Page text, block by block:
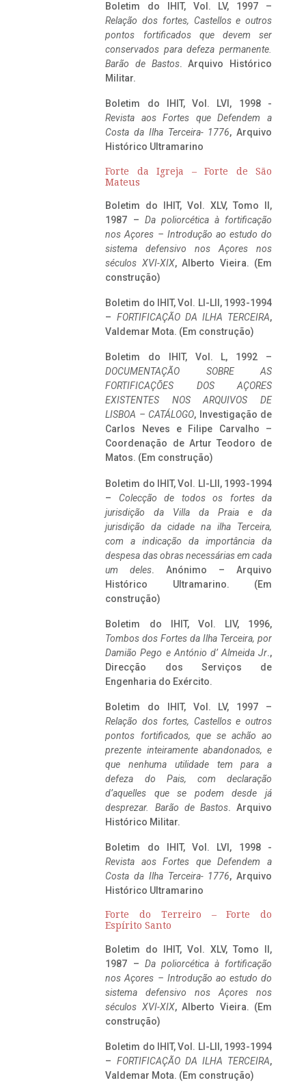
Boletim do IHIT, Vol. LV, 1997 –
Relação dos fortes, Castellos e outros
pontos fortificados que devem ser
conservados para defeza permanente.
Barão de Bastos. Arquivo Histórico
Militar.
Boletim do IHIT, Vol. LVI, 1998 -
Revista aos Fortes que Defendem a
Costa da Ilha Terceira- 1776, Arquivo
Histórico Ultramarino
Forte da Igreja – Forte de São
Mateus
Boletim do IHIT, Vol. XLV, Tomo II,
1987 – Da poliorcética à fortificação
nos Açores – Introdução ao estudo do
sistema defensivo nos Açores nos
séculos XVI-XIX, Alberto Vieira. (Em
construção)
Boletim do IHIT, Vol. LI-LII, 1993-1994
– FORTIFICAÇÃO DA ILHA TERCEIRA,
Valdemar Mota. (Em construção)
Boletim do IHIT, Vol. L, 1992 –
DOCUMENTAÇÃO SOBRE AS
FORTIFICAÇÕES DOS AÇORES
EXISTENTES NOS ARQUIVOS DE
LISBOA – CATÁLOGO, Investigação de
Carlos Neves e Filipe Carvalho –
Coordenação de Artur Teodoro de
Matos. (Em construção)
Boletim do IHIT, Vol. LI-LII, 1993-1994
– Colecção de todos os fortes da
jurisdição da Villa da Praia e da
jurisdição da cidade na ilha Terceira,
com a indicação da importância da
despesa das obras necessárias em cada
um deles. Anónimo – Arquivo
Histórico Ultramarino. (Em
construção)
Boletim do IHIT, Vol. LIV, 1996,
Tombos dos Fortes da Ilha Terceira, por
Damião Pego e António d’ Almeida Jr.,
Direcção dos Serviços de
Engenharia do Exército.
Boletim do IHIT, Vol. LV, 1997 –
Relação dos fortes, Castellos e outros
pontos fortificados, que se achão ao
prezente inteiramente abandonados, e
que nenhuma utilidade tem para a
defeza do Pais, com declaração
d’aquelles que se podem desde já
desprezar. Barão de Bastos. Arquivo
Histórico Militar.
Boletim do IHIT, Vol. LVI, 1998 -
Revista aos Fortes que Defendem a
Costa da Ilha Terceira- 1776, Arquivo
Histórico Ultramarino
Forte do Terreiro – Forte do
Espírito Santo
Boletim do IHIT, Vol. XLV, Tomo II,
1987 – Da poliorcética à fortificação
nos Açores – Introdução ao estudo do
sistema defensivo nos Açores nos
séculos XVI-XIX, Alberto Vieira. (Em
construção)
Boletim do IHIT, Vol. LI-LII, 1993-1994
– FORTIFICAÇÃO DA ILHA TERCEIRA,
Valdemar Mota. (Em construção)